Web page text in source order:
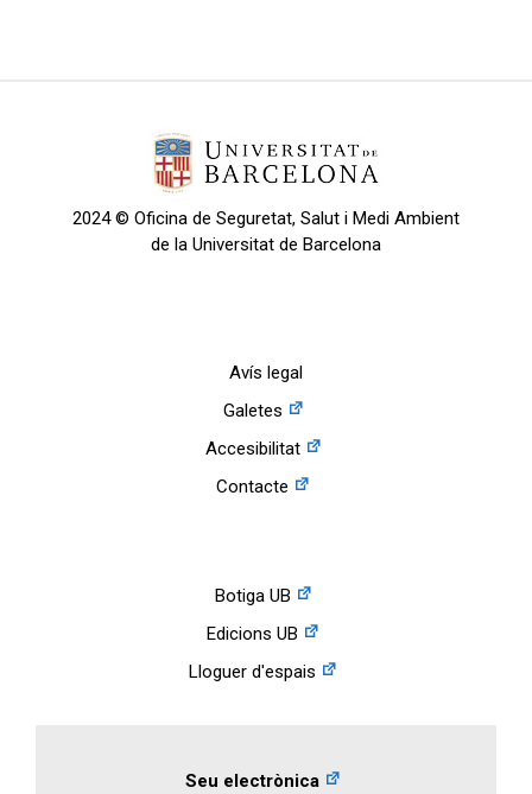
2024 © Oficina de Seguretat, Salut i Medi Ambient
de la Universitat de Barcelona
Avís legal
Galetes
Accesibilitat
Contacte
Botiga UB
Edicions UB
Lloguer d'espais
Seu electrònica